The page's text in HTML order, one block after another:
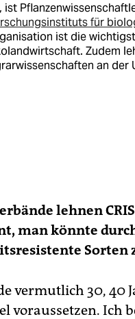
ist
für
ist die
Zudem
an der
lehnen
man könnte
Sorten
vermutlich 30, 40
voraussetzen. Ich